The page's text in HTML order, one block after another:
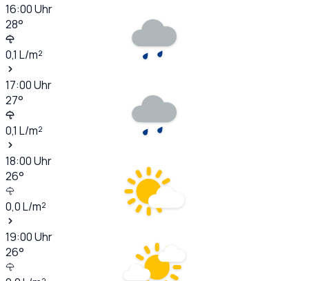
16:00Uhr
28°
0,1 L/m²
17:00Uhr
27°
0,1 L/m²
18:00Uhr
26°
0,0L/m²
19:00Uhr
26°